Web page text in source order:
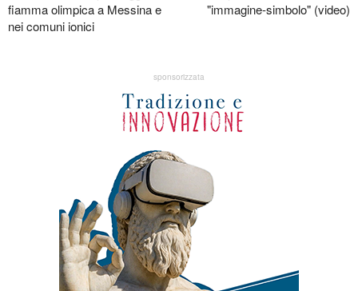
fiamma olimpica a Messina e
nei comuni ionici
"immagine-simbolo" (video)
sponsorizzata